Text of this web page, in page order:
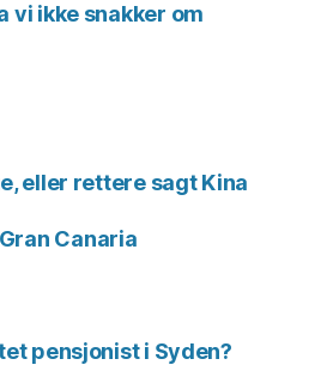
vi ikke snakker om
eller rettere sagt Kina
Canaria
pensjonist i Syden?